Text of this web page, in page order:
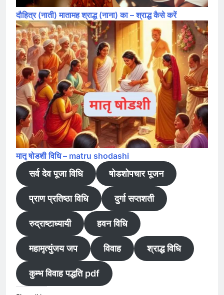
दौहित्र (नाती) मातामह श्राद्ध (नाना) का – श्राद्ध कैसे करें
मातृ षोडशी विधि – matru shodashi
सर्व देव पूजा विधि षोडशोपचार पूजन
प्राण प्रतिष्ठा विधि दुर्गा सप्तशती
रुद्राष्टाध्यायी हवन विधि
महामृत्युंजय जप विवाह श्राद्ध विधि
कुम्भ विवाह पद्धति pdf